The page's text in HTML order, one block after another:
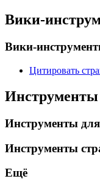
Вики-
Вики-
Цитировать
Инструменты
Инструменты
Инструменты
Ещё